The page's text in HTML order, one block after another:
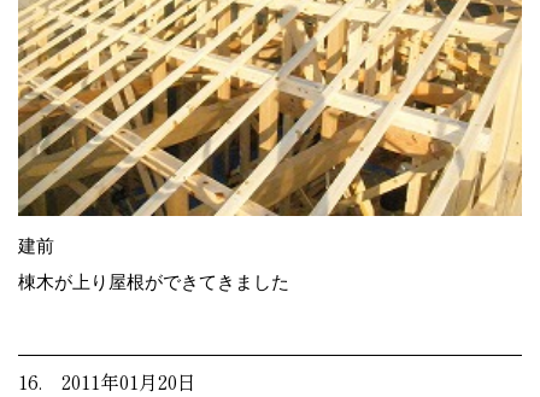
建前
棟木が上り屋根ができてきました
16. 2011年01月20日